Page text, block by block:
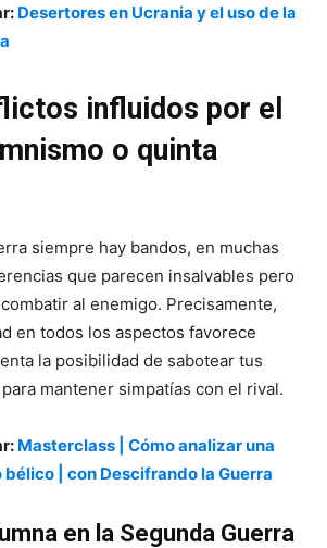
Desertores en Ucrania y el uso de la
influidos por el
o quinta
siempre hay bandos, en muchas
que parecen insalvables pero
al enemigo. Precisamente,
en todos los aspectos favorece
la posibilidad de sabotear tus
mantener simpatías con el rival.
Masterclass | Cómo analizar una
| con Descifrando la Guerra
en la Segunda Guerra